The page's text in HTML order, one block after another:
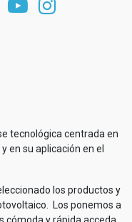
tecnológica centrada en
en su aplicación en el
los productos y
Los ponemos a